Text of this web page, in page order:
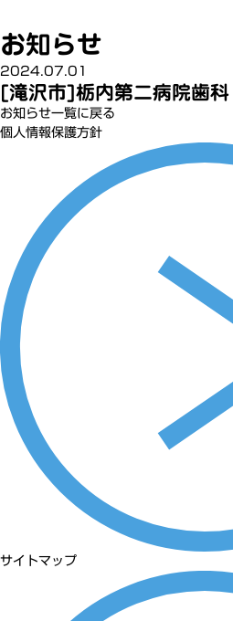
お知らせ
2024.07.01
[滝沢市]栃内第二病院歯
お知らせ一覧に戻る
個人情報保護方針
サイトマップ